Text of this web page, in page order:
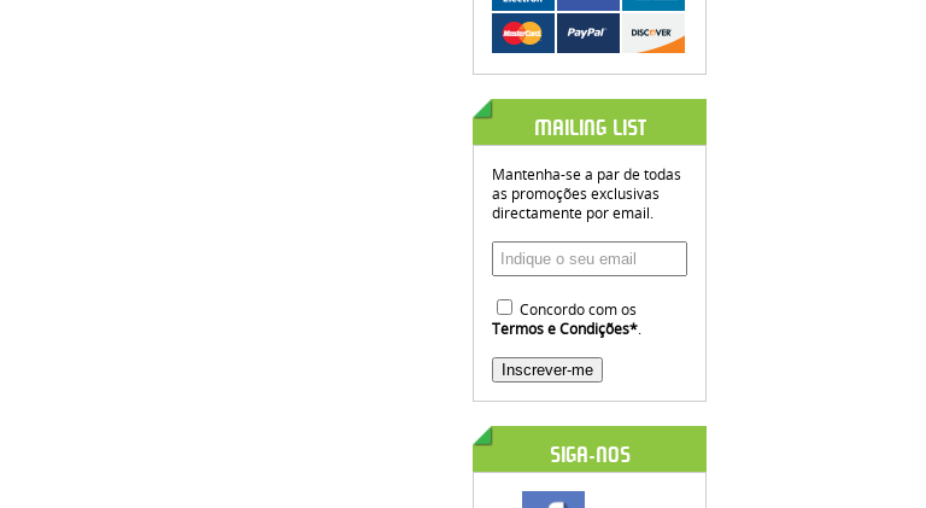
MAILING LIST
Mantenha-se a par de todas
as promoções exclusivas
directamente por email.
Concordo com os
Termos e Condições*
SIGA-NOS